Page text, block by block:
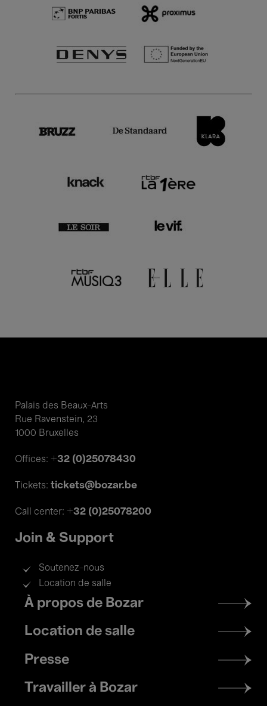
Palais des Beaux-Arts
Rue Ravenstein, 23
1000 Bruxelles
Offices: +32 (0)25078430
Tickets: tickets@bozar.be
Call center: +32 (0)25078200
Join & Support
Soutenez-nous
Location de salle
Footer
menu
À propos de Bozar
Location de salle
Presse
Travailler à Bozar